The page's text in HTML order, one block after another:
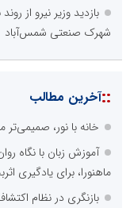
بازدید وزیر نیرو از
شهرک صنعتی شمس‌آباد
::آخرین مطالب
خانه با نور،
آموزش زبان با نگاه
ماهنورا، برای یادگیری
بازنگری در نظام